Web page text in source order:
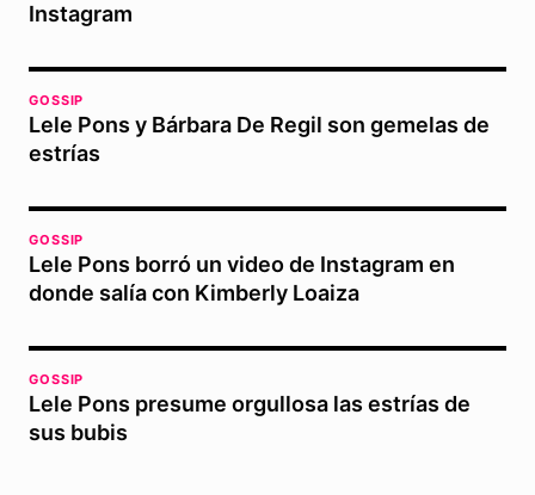
Instagram
GOSSIP
Lele Pons y Bárbara De Regil son gemelas de
estrías
GOSSIP
Lele Pons borró un video de Instagram en
donde salía con Kimberly Loaiza
GOSSIP
Lele Pons presume orgullosa las estrías de
sus bubis